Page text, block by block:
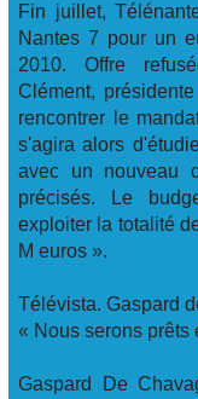
Fin juillet,
Nantes 7 pour un
2010. Offre
Clément,
rencontrer le
s'agira alors
avec un nouveau
précisés. Le
exploiter la totalité
M euros ».
Télévista. Gaspard
« Nous serons prêts
Gaspard De